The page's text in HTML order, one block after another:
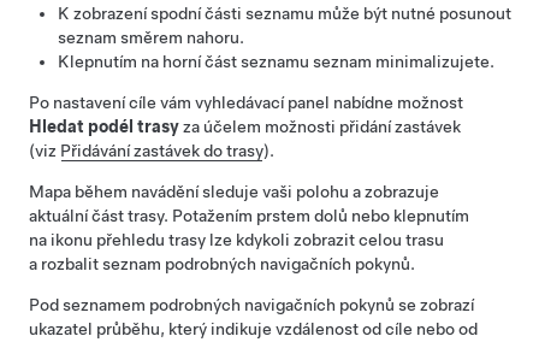
K zobrazení spodní části seznamu může být nutné posunout
seznam směrem nahoru.
Klepnutím na horní část seznamu seznam minimalizujete.
Po nastavení cíle vám vyhledávací panel nabídne možnost
Hledat podél trasyza účelem možnosti přidání zastávek
(viz Přidávání zastávek do trasy).
Mapa během navádění sleduje vaši polohu a zobrazuje
aktuální část trasy. Potažením prstem dolů nebo klepnutím
na ikonu přehledu trasy lze kdykoli zobrazit celou trasu
a rozbalit seznam podrobných navigačních pokynů.
Pod seznamem podrobných navigačních pokynů se zobrazí
ukazatel průběhu, který indikuje vzdálenost od cíle nebo od